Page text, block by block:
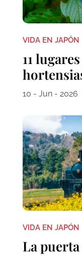
VIDA EN JAPÓN
11
10 - Jun - 2026
VIDA EN JAPÓN
La